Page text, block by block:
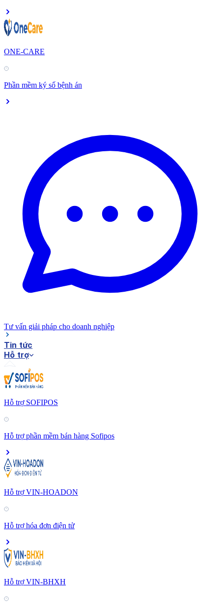
ONE-CARE
Phần mềm ký số bệnh án
Tư vấn giải pháp cho doanh nghiệp
Tin tức
Hỗ trợ
Hỗ trợ SOFIPOS
Hỗ trợ phần mềm bán hàng Sofipos
Hỗ trợ VIN-HOADON
Hỗ trợ hóa đơn điện tử
Hỗ trợ VIN-BHXH